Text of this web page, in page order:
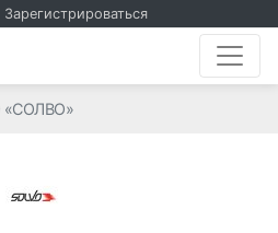
Зарегистрироваться